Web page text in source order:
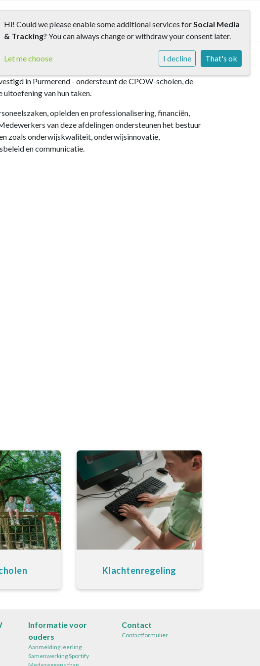
ouders Contact
in Purmerend - ondersteunt de CPOW-scholen, de
van hun taken.
opleiden en professionalisering, financiën,
van deze afdelingen ondersteunen het bestuur
zoals onderwijskwaliteit, onderwijsinnovatie,
en communicatie.
Klachtenregeling
Informatie voor
ouders
Aanmelding leerling
Samenwerking Sportify
Contact
Contactformulier
Hi! Could we please enable some additional services forSocial Media
& Tracking? You can always change or withdraw your consent later.
Let me choose I decline That's ok